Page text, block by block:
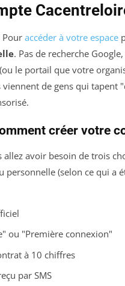
Pouraccéder à votre espace
. Pas de recherche
(ou le portail que votre
de gens qui tapent
créer votre
avoir besoin de trois
personnelle (selon ce qui a
ou "Première connexion"
à 10 chiffres
par SMS